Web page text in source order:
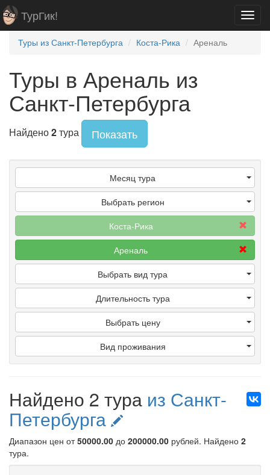
ТурГик!
Туры из Санкт-Петербурга Коста-Рика Ареналь
Туры в Ареналь из
Санкт-Петербурга
Найдено2тура Показать
Месяц тура
Выбрать регион
Коста-Рика
Ареналь
Выбрать вид тура
Длительность тура
Выбрать цену
Вид проживания
Найдено 2 тура из Санкт-
Петербурга
Диапазон цен от50000.00 до 200000.00 рублей. Найдено 2
тура.